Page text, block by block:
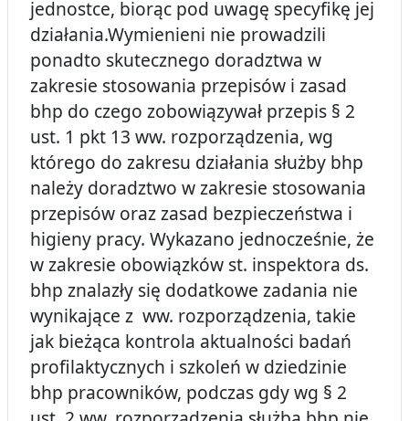
jednostce, biorąc pod uwagę specyfikę jej
działania.Wymienieni nie prowadzili
ponadto skutecznego doradztwa w
zakresie stosowania przepisów i zasad
bhp do czego zobowiązywał przepis § 2
ust. 1 pkt 13 ww. rozporządzenia, wg
którego do zakresu działania służby bhp
należy doradztwo w zakresie stosowania
przepisów oraz zasad bezpieczeństwa i
higieny pracy. Wykazano jednocześnie, że
w zakresie obowiązków st. inspektora ds.
bhp znalazły się dodatkowe zadania nie
wynikające z ww. rozporządzenia, takie
jak bieżąca kontrola aktualności badań
profilaktycznych i szkoleń w dziedzinie
bhp pracowników, podczas gdy wg § 2